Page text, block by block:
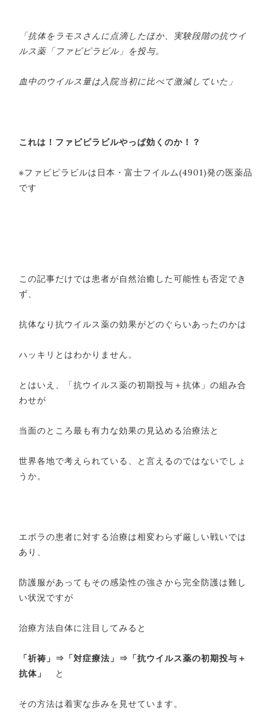
「抗体をラモスさんに点滴したほか、実験段階の抗ウイ
ルス薬「ファビピラビル」を投与。
血中のウイルス量は入院当初に比べて激減していた」
これは！ファビピラビルやっぱ効くのか！？
※ファビピラビルは日本・富士フイルム(4901)発の医薬品
です
この記事だけでは患者が自然治癒した可能性も否定でき
ず、
抗体なり抗ウイルス薬の効果がどのぐらいあったのかは
ハッキリとはわかりません。
とはいえ、「抗ウイルス薬の初期投与＋抗体」の組み合
わせが
当面のところ最も有力な効果の見込める治療法と
世界各地で考えられている、と言えるのではないでしょ
うか。
エボラの患者に対する治療は相変わらず厳しい戦いでは
あり、
防護服があってもその感染性の強さから完全防護は難し
い状況ですが
治療方法自体に注目してみると
「祈祷」⇒「対症療法」⇒「抗ウイルス薬の初期投与＋
抗体」
と
その方法は着実な歩みを見せています。